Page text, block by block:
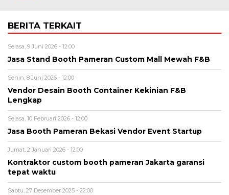
BERITA TERKAIT
Selasa, 9 Juni 2026 - 12:00
Jasa Stand Booth Pameran Custom Mall Mewah F&B
Senin, 8 Juni 2026 - 12:00
Vendor Desain Booth Container Kekinian F&B
Lengkap
Selasa, 10 Februari 2026 - 12:00
Jasa Booth Pameran Bekasi Vendor Event Startup
Jumat, 2 Januari 2026 - 12:00
Kontraktor custom booth pameran Jakarta garansi
tepat waktu
Sabtu, 27 Desember 2025 - 22:00